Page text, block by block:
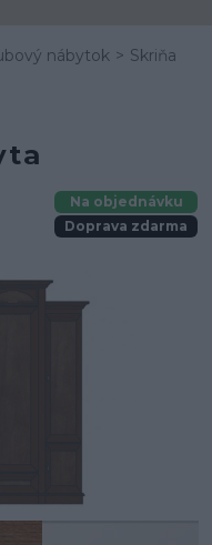
nábytok
Skriňa
Na objednávku
Doprava zdarma